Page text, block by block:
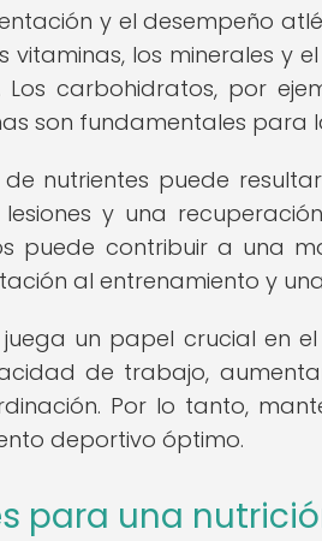
y el desempeño
vitaminas, los minerales y
carbohidratos, por
son fundamentales para
nutrientes puede
y una
puede contribuir a una
al entrenamiento y
un papel crucial en
de trabajo,
Por lo tanto,
deportivo óptimo.
para una